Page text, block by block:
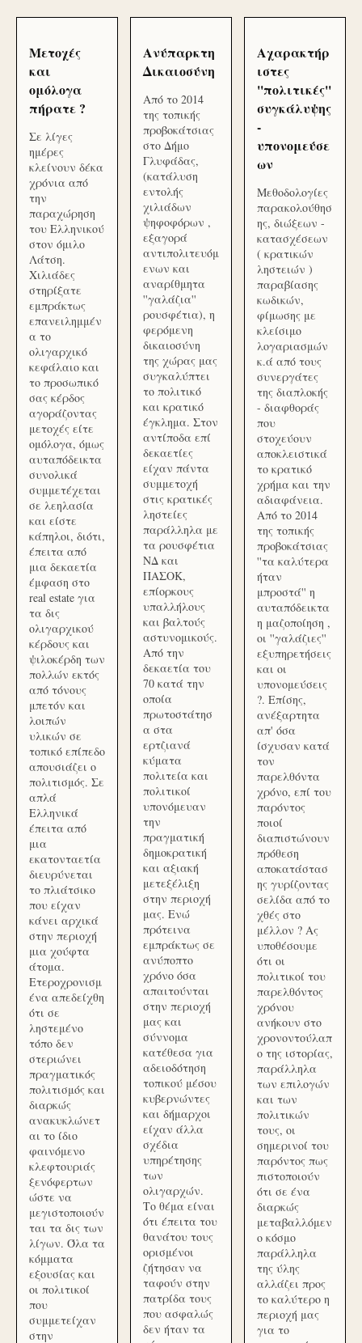
Μετοχές
και
ομόλογα
πήρατε ?
Σε λίγες
ημέρες
κλείνουν δέκα
χρόνια από
την
παραχώρηση
του Ελληνικού
στον όμιλο
Λάτση.
Χιλιάδες
στηρίξατε
εμπράκτως
επανειλημμέν
α το
ολιγαρχικό
κεφάλαιο και
το προσωπικό
σας κέρδος
αγοράζοντας
μετοχές είτε
ομόλογα, όμως
αυταπόδεικτα
συνολικά
συμμετέχεται
σε λεηλασία
και είστε
κάπηλοι, διότι,
έπειτα από
μια δεκαετία
έμφαση στο
real estate για
τα δις
ολιγαρχικού
κέρδους και
ψιλοκέρδη των
πολλών εκτός
από τόνους
μπετόν και
λοιπών
υλικών σε
τοπικό επίπεδο
απουσιάζει ο
πολιτισμός. Σε
απλά
Ελληνικά
έπειτα από
μια
εκατονταετία
διευρύνεται
το πλιάτσικο
που είχαν
κάνει αρχικά
στην περιοχή
μια χούφτα
άτομα.
Ετεροχρονισμ
ένα απεδείχθη
ότι σε
ληστεμένο
τόπο δεν
στεριώνει
πραγματικός
πολιτισμός και
διαρκώς
ανακυκλώνετ
αι το ίδιο
φαινόμενο
κλεφτουριάς
ξενόφερτων
ώστε να
μεγιστοποιούν
ται τα δις των
λίγων. Όλα τα
κόμματα
εξουσίας και
οι πολιτικοί
που
συμμετείχαν
στην
Ανύπαρκτη
Δικαιοσύνη
Από το 2014
της τοπικής
προβοκάτσιας
στο Δήμο
Γλυφάδας,
(κατάλυση
εντολής
χιλιάδων
ψηφοφόρων ,
εξαγορά
αντιπολιτευόμ
ενων και
αναρίθμητα
''γαλάζια''
ρουσφέτια), η
φερόμενη
δικαιοσύνη
της χώρας μας
συγκαλύπτει
το πολιτικό
και κρατικό
έγκλημα. Στον
αντίποδα επί
δεκαετίες
είχαν πάντα
συμμετοχή
στις κρατικές
ληστείες
παράλληλα με
τα ρουσφέτια
ΝΔ και
ΠΑΣΟΚ,
επίορκους
υπαλλήλους
και βαλτούς
αστυνομικούς.
Από την
δεκαετία του
70 κατά την
οποία
πρωτοστάτησ
α στα
ερτζιανά
κύματα
πολιτεία και
πολιτικοί
υπονόμευαν
την
πραγματική
δημοκρατική
και αξιακή
μετεξέλιξη
στην περιοχή
μας. Ενώ
πρότεινα
εμπράκτως σε
ανύποπτο
χρόνο όσα
απαιτούνται
στην περιοχή
μας και
σύννομα
κατέθεσα για
αδειοδότηση
τοπικού μέσου
κυβερνώντες
και δήμαρχοι
είχαν άλλα
σχέδια
υπηρέτησης
των
ολιγαρχών.
Το θέμα είναι
ότι έπειτα του
θανάτου τους
ορισμένοι
ζήτησαν να
ταφούν στην
πατρίδα τους
που ασφαλώς
δεν ήταν τα
Αχαρακτήρ
ιστες
''πολιτικές''
συγκάλυψης
-
υπονομεύσε
ων
Μεθοδολογίες
παρακολούθησ
ης, διώξεων -
κατασχέσεων
( κρατικών
ληστειών )
παραβίασης
κωδικών,
φίμωσης με
κλείσιμο
λογαριασμών
κ.ά από τους
συνεργάτες
της διαπλοκής
- διαφθοράς
που
στοχεύουν
αποκλειστικά
το κρατικό
χρήμα και την
αδιαφάνεια.
Από το 2014
της τοπικής
προβοκάτσιας
''τα καλύτερα
ήταν
μπροστά'' η
αυταπόδεικτα
η μαζοποίηση ,
οι ''γαλάζιες''
εξυπηρετήσεις
και οι
υπονομεύσεις
?. Επίσης,
ανέξαρτητα
απ' όσα
ίσχυσαν κατά
τον
παρελθόντα
χρόνο, επί του
παρόντος
ποιοί
διαπιστώνουν
πρόθεση
αποκατάστασ
ης γυρίζοντας
σελίδα από το
χθές στο
μέλλον ? Ας
υποθέσουμε
ότι οι
πολιτικοί του
παρελθόντος
χρόνου
ανήκουν στο
χρονοντούλαπ
ο της ιστορίας,
παράλληλα
των επιλογών
και των
πολιτικών
τους, οι
σημερινοί του
παρόντος πως
πιστοποιούν
ότι σε ένα
διαρκώς
μεταβαλλόμεν
ο κόσμο
παράλληλα
της ύλης
αλλάζει προς
το καλύτερο η
περιοχή μας
για το